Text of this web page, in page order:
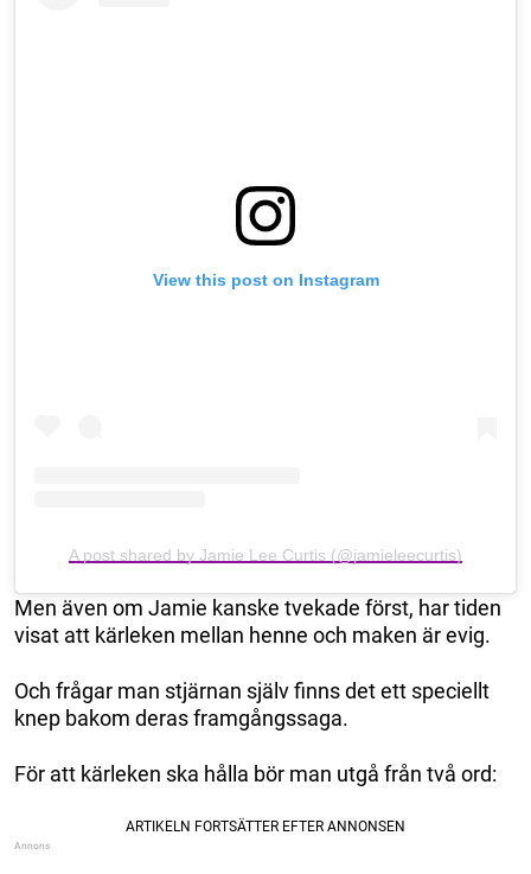
View this post on Instagram
A post shared by Jamie Lee Curtis (@jamieleecurtis)
Men även om Jamie kanske tvekade först, har tiden
visat att kärleken mellan henne och maken är evig.
Och frågar man stjärnan själv finns det ett speciellt
knep bakom deras framgångssaga.
För att kärleken ska hålla bör man utgå från två ord: